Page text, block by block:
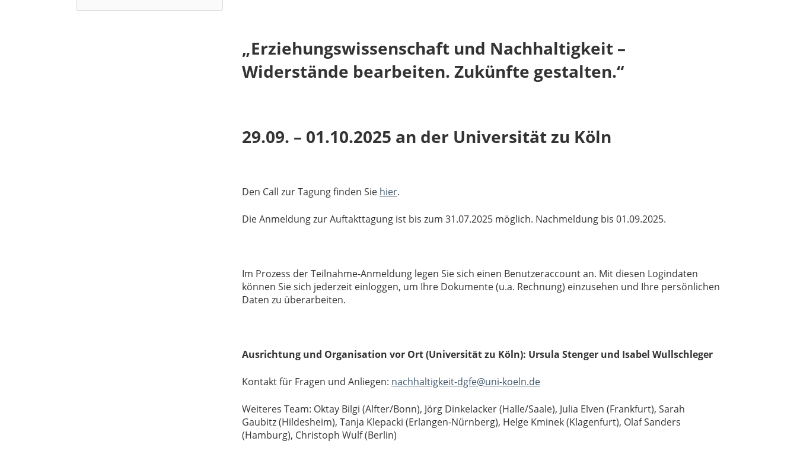
„Erziehungswissenschaft und Nachhaltigkeit –
Widerstände bearbeiten. Zukünfte gestalten.“
29.09. – 01.10.2025 an der Universität zu Köln
Den Call zur Tagung finden Sie hier.
Die Anmeldung zur Auftakttagung ist bis zum 31.07.2025 möglich. Nachmeldung bis 01.09.2025.
Im Prozess der Teilnahme-Anmeldung legen Sie sich einen Benutzeraccount an. Mit diesen Logindaten
können Sie sich jederzeit einloggen, um Ihre Dokumente (u.a. Rechnung) einzusehen und Ihre persönlichen
Daten zu überarbeiten.
Ausrichtung und Organisation vor Ort (Universität zu Köln): Ursula Stenger und Isabel Wullschleger
Kontakt für Fragen und Anliegen: nachhaltigkeit-dgfe@uni-koeln.de
Weiteres Team: Oktay Bilgi (Alfter/Bonn), Jörg Dinkelacker (Halle/Saale), Julia Elven (Frankfurt), Sarah
Gaubitz (Hildesheim), Tanja Klepacki (Erlangen-Nürnberg), Helge Kminek (Klagenfurt), Olaf Sanders
(Hamburg), Christoph Wulf (Berlin)